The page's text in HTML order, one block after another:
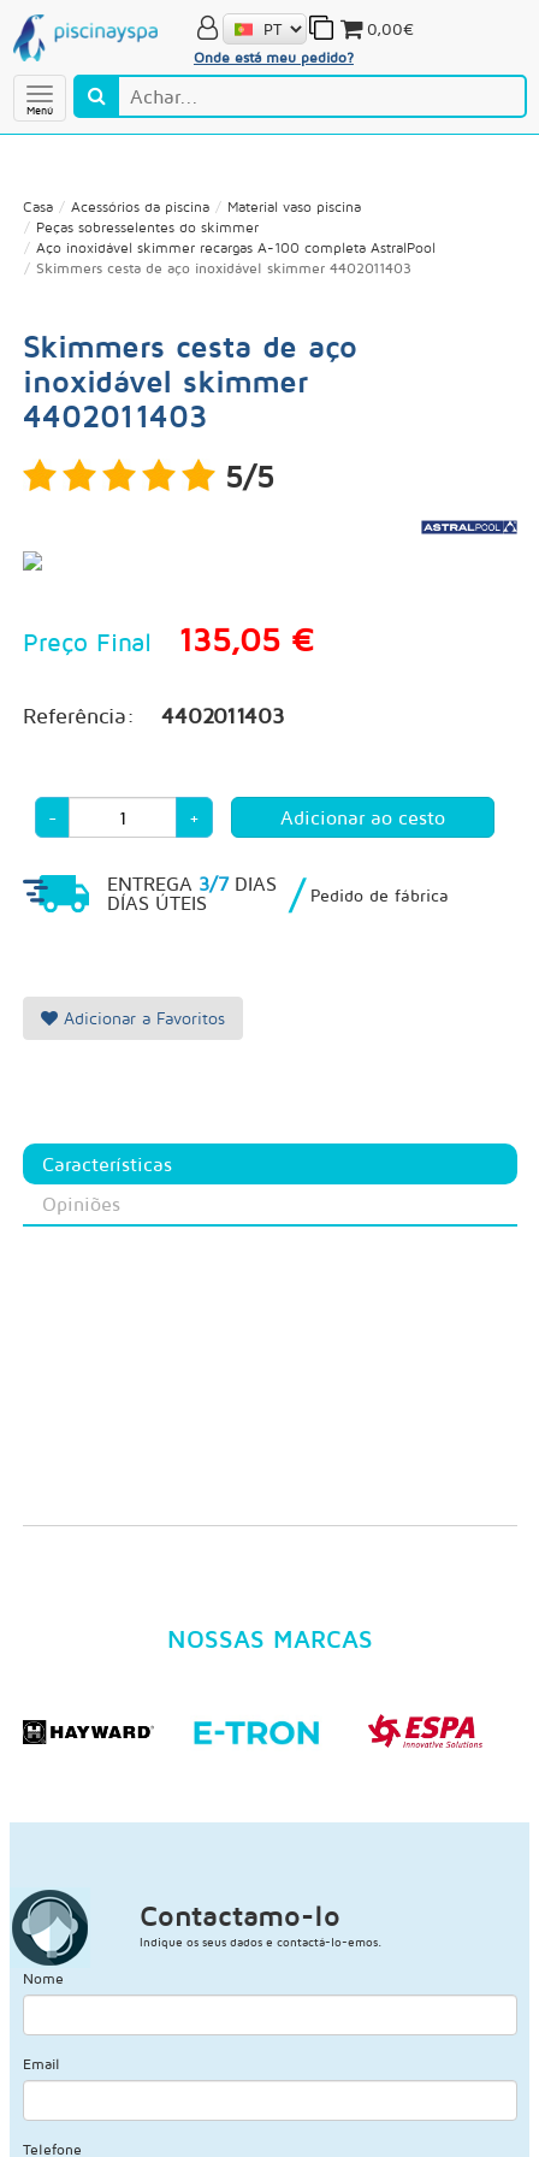
Menú
Onde está meu pedido?
0,00€
Casa Acessórios da piscina
Material vaso piscina
Peças sobresselentes do skimmer
Aço inoxidável skimmer recargas A-100 completa AstralPool
Skimmers cesta de aço inoxidável skimmer 4402011403
Skimmers cesta de aço
inoxidável skimmer
4402011403
5/5
Preço Final 135,05 €
Referência: 4402011403
- +
ENTREGA 3/7DIAS
DÍAS ÚTEIS
/ Pedido de fábrica
Adicionar a Favoritos
Características
Opiniões
NOSSAS MARCAS
Contactamo-lo
Indique os seus dados e contactá-lo-emos.
Nome
Email
Telefone